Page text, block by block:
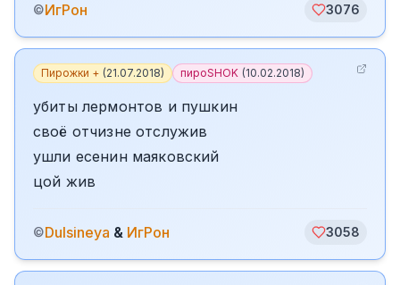
©ИгРон 3076
Пирожки + (21.07.2018) пироSHOK (10.02.2018)
убиты лермонтов и пушкин
своё отчизне отслужив
ушли есенин маяковский
цой жив
©Dulsineya & ИгРон 3058